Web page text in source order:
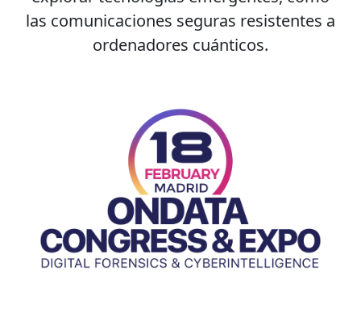
las comunicaciones seguras resistentes a
ordenadores cuánticos.